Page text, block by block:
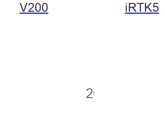
V200
iRTK5
11 juin 2020